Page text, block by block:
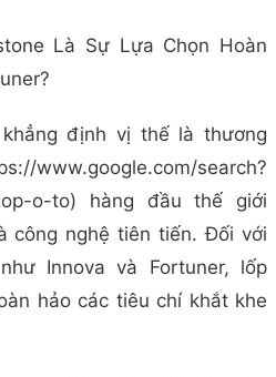
Là Sự Lựa Chọn Hoàn
định vị thế là thương
search?
lop-o-to) hàng đầu thế giới
công nghệ tiên tiến. Đối với
Innova và Fortuner, lốp
hảo các tiêu chí khắt khe